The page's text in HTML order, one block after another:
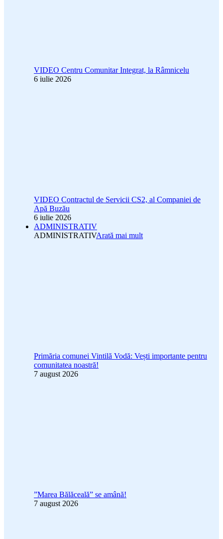
VIDEO Centru Comunitar Integrat, la Râmnicelu
6 iulie 2026
VIDEO Contractul de Servicii CS2, al Companiei de
Apă Buzău
6 iulie 2026
ADMINISTRATIV
ADMINISTRATIVArată mai mult
Primăria comunei Vintilă Vodă: Vești importante pentru
comunitatea noastră!
7 august 2026
”Marea Bălăceală” se amână!
7 august 2026